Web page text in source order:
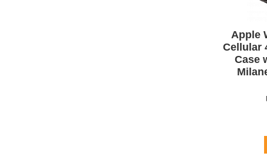
Apple
Cellular
Case